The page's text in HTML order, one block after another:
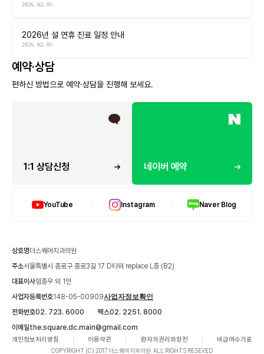
2026. 02. 05
2026년 설 연휴 진료 일정 안내
2026. 02. 05
예약·상담
편하신 방법으로 예약·상담을 진행해 보세요.
1:1 상담신청 네이버 예약
YouTube Instagram Naver Blog
상호명더스퀘어치과의원
주소서울특별시 종로구 종로3길 17 D타워 replace L층 (B2)
대표이사임종우 외 1인
사업자등록번호148-05-00909사업자정보확인
전화번호02. 723. 6000 팩스02. 2251. 8000
이메일the.square.dc.main@gmail.com
개인정보처리방침 이용약관 환자의권리와장전 비급여수가표
COPYRIGHT (C) 2017 더스퀘어치과의원. ALL RIGHTS RESEVED